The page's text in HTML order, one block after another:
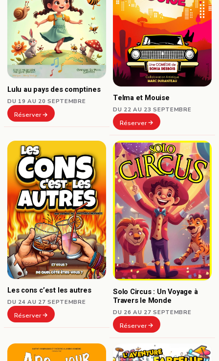
Lulu au pays des comptines
DU 19 AU 20 SEPTEMBRE
Réserver
Telma et Mouise
DU 22 AU 23 SEPTEMBRE
Réserver
Les cons c’est les autres
DU 24 AU 27 SEPTEMBRE
Réserver
Solo Circus : Un Voyage à
Travers le Monde
DU 26 AU 27 SEPTEMBRE
Réserver